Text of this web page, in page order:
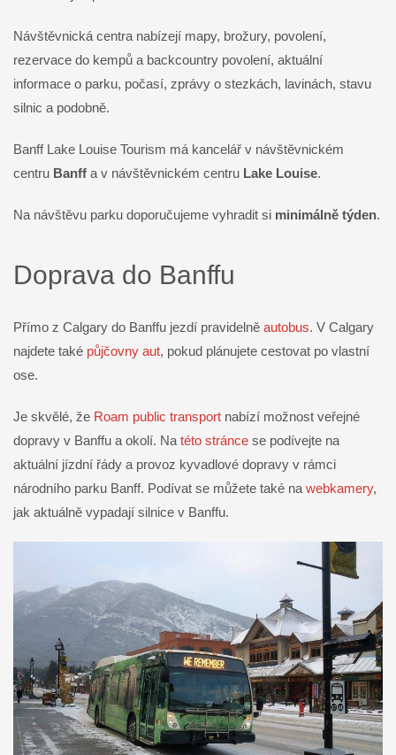
Návštěvnická centra nabízejí mapy, brožury, povolení,
rezervace do kempů a backcountry povolení, aktuální
informace o parku, počasí, zprávy o stezkách, lavinách, stavu
silnic a podobně.
Banff Lake Louise Tourism má kancelář v návštěvnickém
centru Banff a v návštěvnickém centru Lake Louise.
Na návštěvu parku doporučujeme vyhradit si minimálně týden.
Doprava do Banffu
Přímo z Calgary do Banffu jezdí pravidelně autobus. V Calgary
najdete také půjčovny aut, pokud plánujete cestovat po vlastní
ose.
Je skvělé, že Roam public transport nabízí možnost veřejné
dopravy v Banffu a okolí. Na této stránce se podívejte na
aktuální jízdní řády a provoz kyvadlové dopravy v rámci
národního parku Banff. Podívat se můžete také na webkamery,
jak aktuálně vypadají silnice v Banffu.